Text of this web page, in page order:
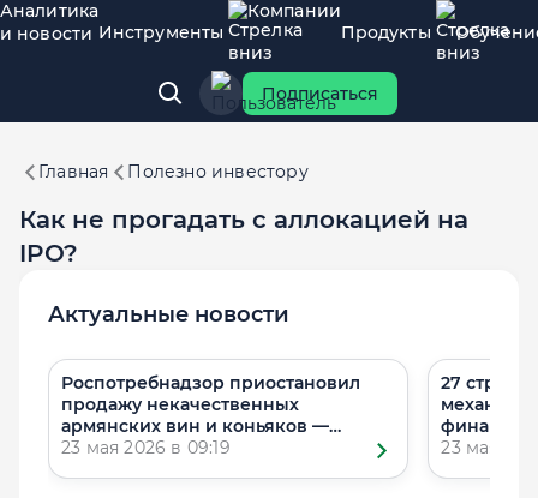
Аналитика
и новости Инструменты
Компании
Продукты
Подписаться
Главная Полезно инвестору
​​Как не прогадать с аллокацией на
IPO?
Актуальные новости
Роспотребнадзор приостановил
продажу некачественных
армянских вин и коньяков —
Ведомости
23 мая 2026 в 09:19
27 стран
23 мая